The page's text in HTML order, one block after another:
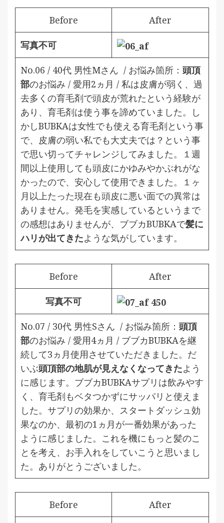
Before After
写真不可
No.06 / 40代 男性Mさん / お悩み箇所： 頭頂
部のお悩み / 愛用2ヵ月 / 私は皮膚が弱く、過
去多くの育毛剤で頭皮が荒れたという経験が
あり、育毛剤は使う事を諦めていました。し
かしBUBKAは女性でも使える育毛剤という事
で、皮膚の弱い私でも大丈夫では？という事
で思い切ってチャレンジしてみました。１週
間以上使用しても頭皮にかゆみやかぶれがな
かったので、安心して使用できました。１ヶ
月以上たった現在も頭皮に悪い面での異常は
ありません。発毛を実感しているというまで
の感想はありませんが、ブブカBUBKAで髪に
ハリが出てきたような気がしています。
Before After
写真不可
No.07 / 30代 男性Sさん / お悩み箇所： 頭頂
部のお悩み / 愛用4ヵ月 / ブブカBUBKAを継
続して3ヵ月使用させていただきました。だ
いぶ頭頂部の地肌が見えなくなってきたよう
に感じます。ブブカBUBKAサプリは飲みやす
く、育毛剤もベタつかずにサッパリと使えま
した。サプリの効果か、スタートダッシュ効
果なのか、最初の1ヵ月が一番効果があった
ように感じました。これを機にもっと髪のこ
とを考え、お手入れをしていこうと思いまし
た。ありがとうございました。
Before After